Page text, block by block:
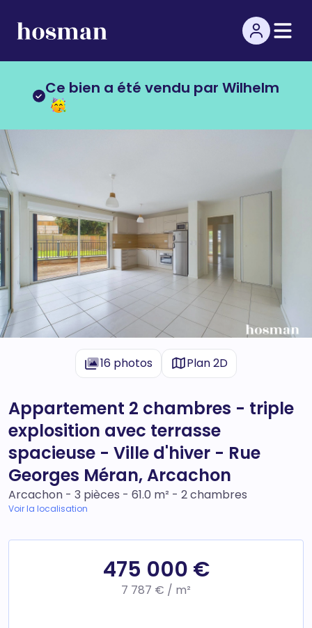
Ce bien a été vendu par Wilhelm
16 photos Plan 2D
Appartement 2 chambres - triple
explosition avec terrasse
spacieuse - Ville d'hiver - Rue
Georges Méran, Arcachon
Arcachon - 3 pièces - 61.0 m² - 2 chambres
Voir la localisation
475 000 €
7 787 € / m²